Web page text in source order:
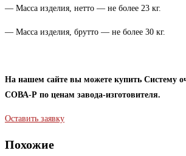
— Масса изделия, нетто — не более 23 кг.
— Масса изделия, брутто — не более 30 кг.
На нашем сайте вы можете купить Систему
СОВА-Р по ценам завода-изготовителя.
Оставить заявку
Похожие